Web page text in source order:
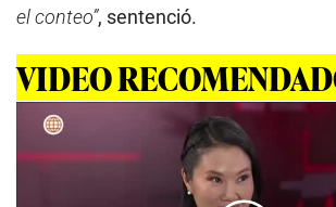
el conteo”, sentenció.
VIDEO